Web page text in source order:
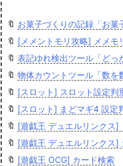
🔖 お菓子づくりの記録「お菓
🔖 [メメントモリ攻略] メメモ
🔖 表記ゆれ検出ツール「どっ
🔖 物体カウントツール「数を
🔖 [スロット] スロット設定判
🔖 [スロット] まどマギ4 設定
🔖 [遊戯王 デュエルリンクス]
🔖 [遊戯王 デュエルリンクス]
🔖 [遊戯王 OCG] カード検索